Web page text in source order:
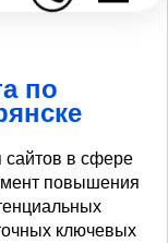
по
в сфере
повышения
ключевых